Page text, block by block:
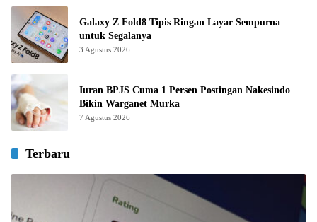
Galaxy Z Fold8 Tipis Ringan Layar Sempurna
untuk Segalanya
3 Agustus 2026
Iuran BPJS Cuma 1 Persen Postingan Nakesindo
Bikin Warganet Murka
7 Agustus 2026
Terbaru